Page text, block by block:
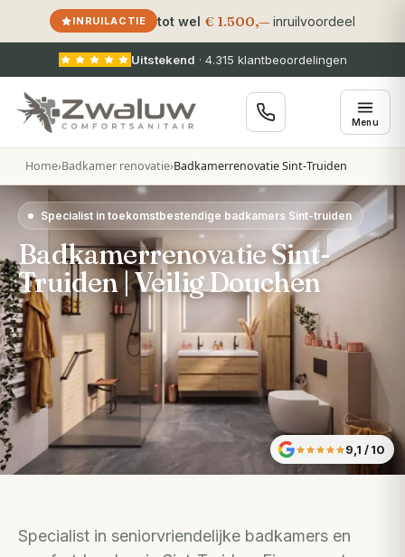
INRUILACTIE tot wel € 1.500,— inruilvoordeel
Uitstekend · 4.315 klantbeoordelingen
Menu
Home›Badkamer renovatie›Badkamerrenovatie Sint-Truiden
Specialist in toekomstbestendige badkamers Sint-truiden
Badkamerrenovatie Sint-
Truiden | Veilig Douchen
9,1 / 10
Specialist in seniorvriendelijke badkamers en